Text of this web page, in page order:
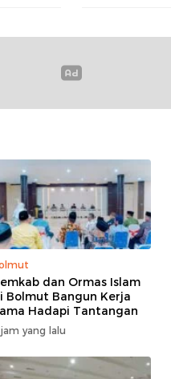
dan Ormas Islam
Bolmut Bangun Kerja
Hadapi Tantangan
yang lalu